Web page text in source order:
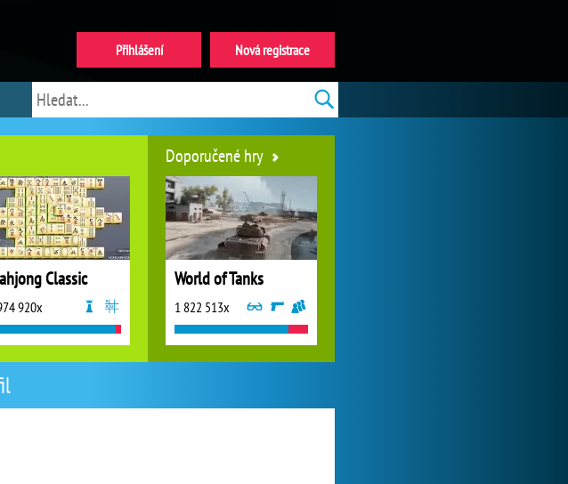
Classic
920x
Doporučené hry
World of Tanks
1 822 513x
Nová registrace
Přihlášení